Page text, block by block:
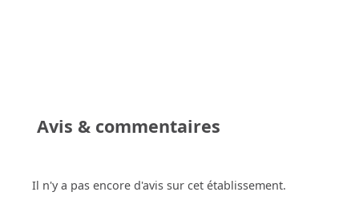
Avis & commentaires
Il n'y a pas encore d'avis sur cet établissement.